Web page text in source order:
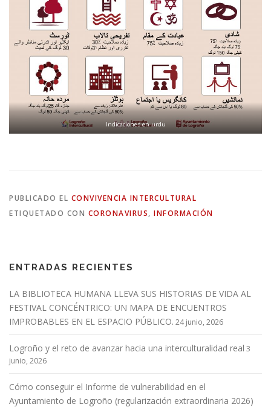
Indicaciones en urdu
PUBLICADO EL CONVIVENCIA INTERCULTURAL
ETIQUETADO CON CORONAVIRUS, INFORMACIÓN
ENTRADAS RECIENTES
LA BIBLIOTECA HUMANA LLEVA SUS HISTORIAS DE VIDA AL
FESTIVAL CONCÉNTRICO: UN MAPA DE ENCUENTROS
IMPROBABLES EN EL ESPACIO PÚBLICO. 24 junio, 2026
Logroño y el reto de avanzar hacia una interculturalidad real 3
junio, 2026
Cómo conseguir el Informe de vulnerabilidad en el
Ayuntamiento de Logroño (regularización extraordinaria 2026)